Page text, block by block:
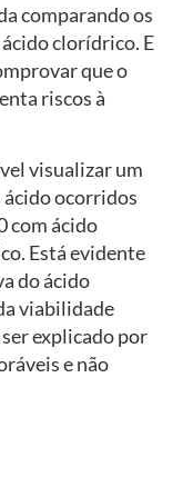
comparando os
clorídrico. E
que o
riscos à
visualizar um
ocorridos
com ácido
Está evidente
do ácido
viabilidade
explicado por
e não